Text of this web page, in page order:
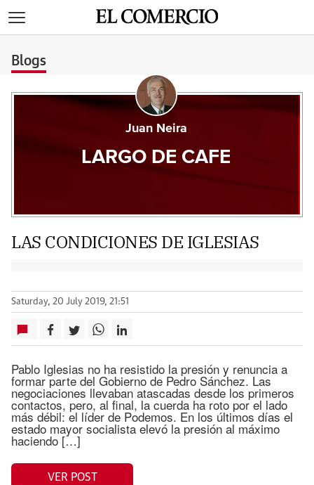
Blogs
Juan Neira
LARGO DE CAFE
LAS CONDICIONES DE IGLESIAS
Saturday, 20 July 2019, 21:51
Pablo Iglesias no ha resistido la presión y renuncia a
formar parte del Gobierno de Pedro Sánchez. Las
negociaciones llevaban atascadas desde los primeros
contactos, pero, al final, la cuerda ha roto por el lado
más débil: el líder de Podemos. En los últimos días el
estado mayor socialista elevó la presión al máximo
haciendo […]
VER POST